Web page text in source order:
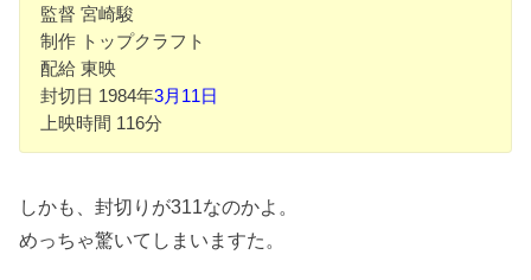
監督 宮崎駿
制作 トップクラフト
配給 東映
封切日 1984年3月11日
上映時間 116分
しかも、封切りが311なのかよ。
めっちゃ驚いてしまいますた。